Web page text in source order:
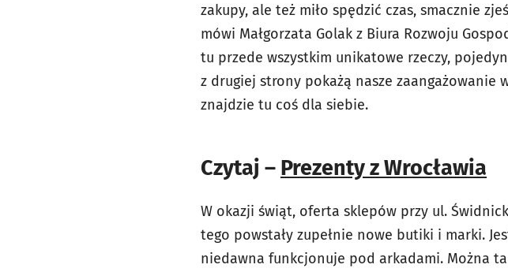
zakupy, ale też miło spędzić czas, smacznie
mówi Małgorzata Golak z Biura Rozwoju
tu przede wszystkim unikatowe rzeczy,
z drugiej strony pokażą nasze zaangażowanie
znajdzie tu coś dla siebie.
Czytaj – Prezenty z Wrocławia
W okazji świąt, oferta sklepów przy ul.
tego powstały zupełnie nowe butiki i marki.
niedawna funkcjonuje pod arkadami. Można